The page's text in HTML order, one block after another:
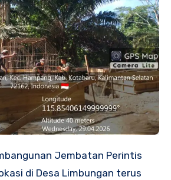
Jembatan Perintis
di Desa Limbungan terus